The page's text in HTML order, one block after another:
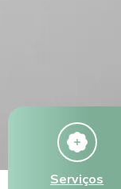
Serviços